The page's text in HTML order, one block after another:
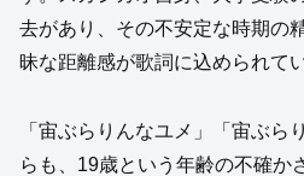
去があり、その不安定な時期の
昧な距離感が歌詞に込められて
「宙ぶらりんなユメ」「宙ぶら
らも、19歳という年齢の不確か